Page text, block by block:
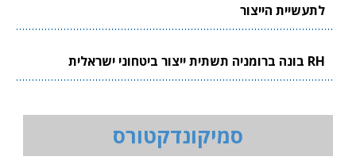
לתעשיית הייצור
RH בונה ברומניה תשתית ייצור ביטחוני ישראלית
סמיקונדקטורס